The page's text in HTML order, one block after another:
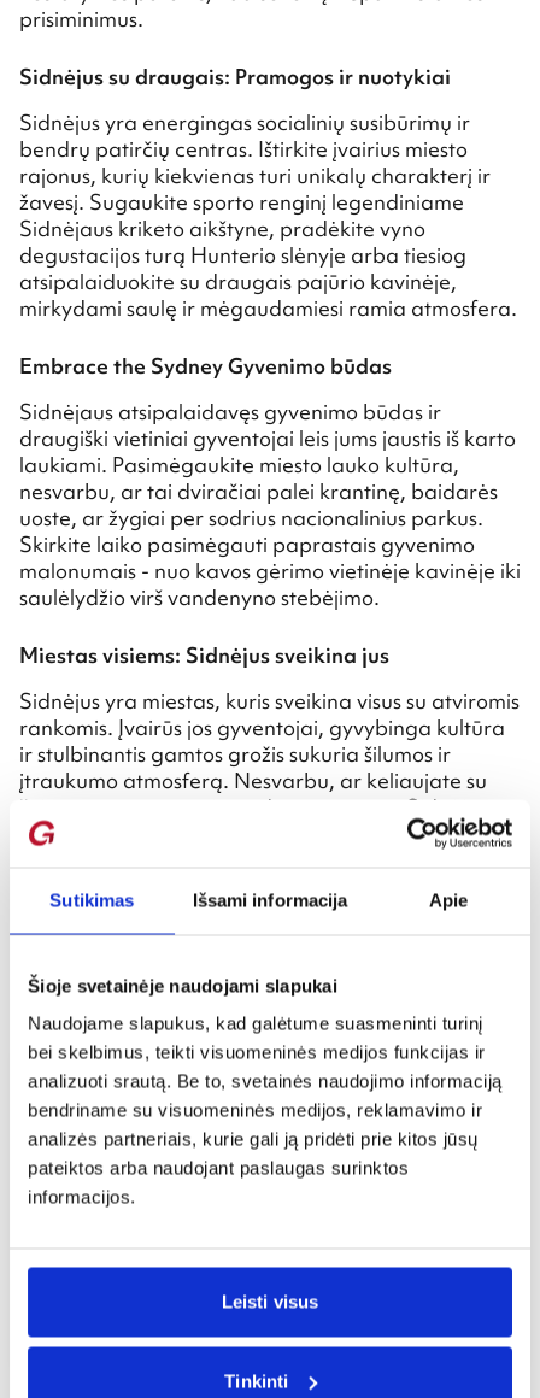
Sutikimas Išsami informacija Apie
Šioje svetainėje naudojami slapukai
Naudojame slapukus, kad galėtume suasmeninti turinį
bei skelbimus, teikti visuomeninės medijos funkcijas ir
analizuoti srautą. Be to, svetainės naudojimo informaciją
bendriname su visuomeninės medijos, reklamavimo ir
analizės partneriais, kurie gali ją pridėti prie kitos jūsų
pateiktos arba naudojant paslaugas surinktos
informacijos.
Leisti visus
Tinkinti
Gauti pasiūlymus
prisiminimus.
Sidnėjus su draugais: Pramogos ir nuotykiai
Sidnėjus yra energingas socialinių susibūrimų ir
bendrų patirčių centras. Ištirkite įvairius miesto
rajonus, kurių kiekvienas turi unikalų charakterį ir
žavesį. Sugaukite sporto renginį legendiniame
Sidnėjaus kriketo aikštyne, pradėkite vyno
degustacijos turą Hunterio slėnyje arba tiesiog
atsipalaiduokite su draugais pajūrio kavinėje,
mirkydami saulę ir mėgaudamiesi ramia atmosfera.
Embrace the Sydney Gyvenimo būdas
Sidnėjaus atsipalaidavęs gyvenimo būdas ir
draugiški vietiniai gyventojai leis jums jaustis iš karto
laukiami. Pasimėgaukite miesto lauko kultūra,
nesvarbu, ar tai dviračiai palei krantinę, baidarės
uoste, ar žygiai per sodrius nacionalinius parkus.
Skirkite laiko pasimėgauti paprastais gyvenimo
malonumais - nuo kavos gėrimo vietinėje kavinėje iki
saulėlydžio virš vandenyno stebėjimo.
Miestas visiems: Sidnėjus sveikina jus
Sidnėjus yra miestas, kuris sveikina visus su atviromis
rankomis. Įvairūs jos gyventojai, gyvybinga kultūra
ir stulbinantis gamtos grožis sukuria šilumos ir
įtraukumo atmosferą. Nesvarbu, ar keliaujate su
šeima, savo partneriu ar draugų grupe, Sidnėjus
žada nepamirštamą patirtį, kuri paliks jus ilgai
Taigi, ko jūs laukiate? Užsisakykite skrydžius į
Sidnėjų šiandien ir pradėkite nuotykį, kuris užfiksuos
gyvenimą.